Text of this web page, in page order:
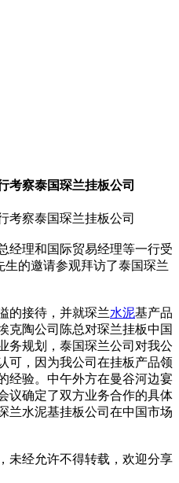
考察泰国琛兰挂板公司
考察泰国琛兰挂板公司
经理和国际贸易经理等一行受
生的邀请参观拜访了泰国琛兰
的接待，并就琛兰水泥基产品
克陶公司陈总对琛兰挂板中国
务规划，泰国琛兰公司对我公
可，因为我公司在挂板产品领
经验。中午外方在曼谷河边宴
议确定了双方业务合作的具体
兰水泥基挂板公司在中国市场
未经允许不得转载，欢迎分享